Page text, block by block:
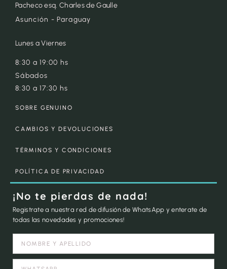
Pacheco esq. Charles de Gaulle
Asunción - Paraguay
Lunes a Viernes
8:30 a 19:00 hs
Sábados
8:30 a 17:30 hs
SOBRE GENUINO
CAMBIOS Y DEVOLUCIONES
TÉRMINOS Y CONDICIONES
POLÍTICA DE PRIVACIDAD
¡No te pierdas de nada!
Registrate a nuestra red de difusión de WhatsApp y enterate de
todas las novedades y promociones!